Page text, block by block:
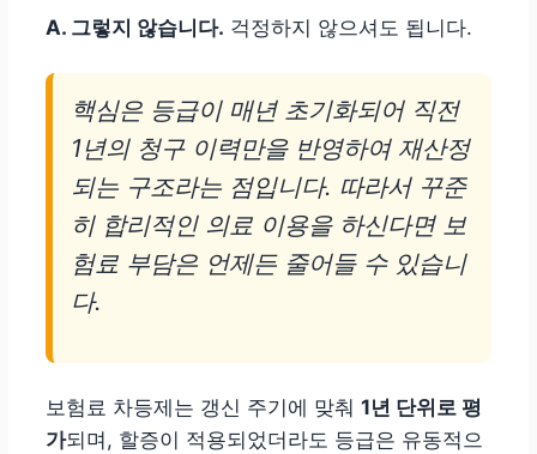
A. 그렇지 않습니다. 걱정하지 않으셔도 됩니다.
핵심은 등급이 매년 초기화되어 직전
1년의 청구 이력만을 반영하여 재산정
되는 구조라는 점입니다. 따라서 꾸준
히 합리적인 의료 이용을 하신다면 보
험료 부담은 언제든 줄어들 수 있습니
다.
보험료 차등제는 갱신 주기에 맞춰1년 단위로 평
가되며, 할증이 적용되었더라도 등급은 유동적으